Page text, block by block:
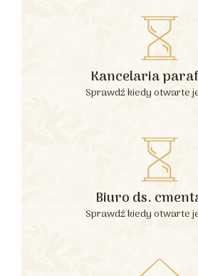
Kancelaria
Sprawdź kiedy otwarte
Biuro ds.
Sprawdź kiedy otwarte